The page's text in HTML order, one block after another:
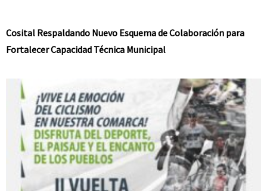
Cosital Respaldando Nuevo Esquema de Colaboración para
Fortalecer Capacidad Técnica Municipal